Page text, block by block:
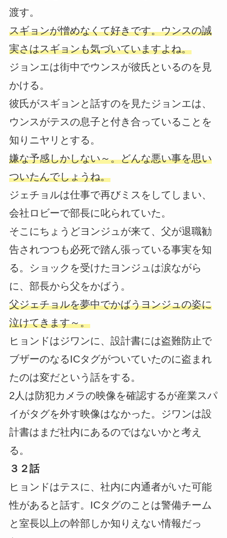
渡す。
スギョンが憎めなくて好きです。ウンスの誠
実さはスギョンも気づいていますよね。
ジョンエは街中でウンスが彼氏といるのを見
かける。
彼氏がスギョンと話すのを見たジョンエは、
ウンスがテスの息子と付き合っていることを
知りニヤリとする。
嫌な予感しかしない～。どんな悪い事を思い
ついたんでしょうね。
ジェチョルは仕事で再びミスをしてしまい、
会社ロビーで部長に叱られていた。
そこにちょうどヨンジュが来て、父が退職勧
告されつつも必死で踏ん張っている事実を知
る。ショックを受けたヨンジュは涙ながら
に、部長から父をかばう。
父ジェチョルを夢中でかばうヨンジュの姿に
泣けてきます～。
ヒョンドはジワンに、設計書には盗難防止で
ブザーのなるICタグがついていたのに盗まれ
たのは変だという話をする。
2人は防犯カメラの映像を確認するが産業スパ
イがタグを外す映像はなかった。ジワンは設
計書はまだ社内にあるのではないかと考え
る。
３２話
ヒョンドはテスに、社内に内通者がいた可能
性があると話す。ICタグのことは警備チーム
と室長以上の幹部しか知りえない情報だっ